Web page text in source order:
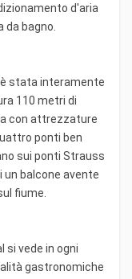
d'aria
da bagno.
stata interamente
110 metri di
con attrezzature
ponti ben
sui ponti Strauss
balcone avente
fiume.
si vede in ogni
gastronomiche